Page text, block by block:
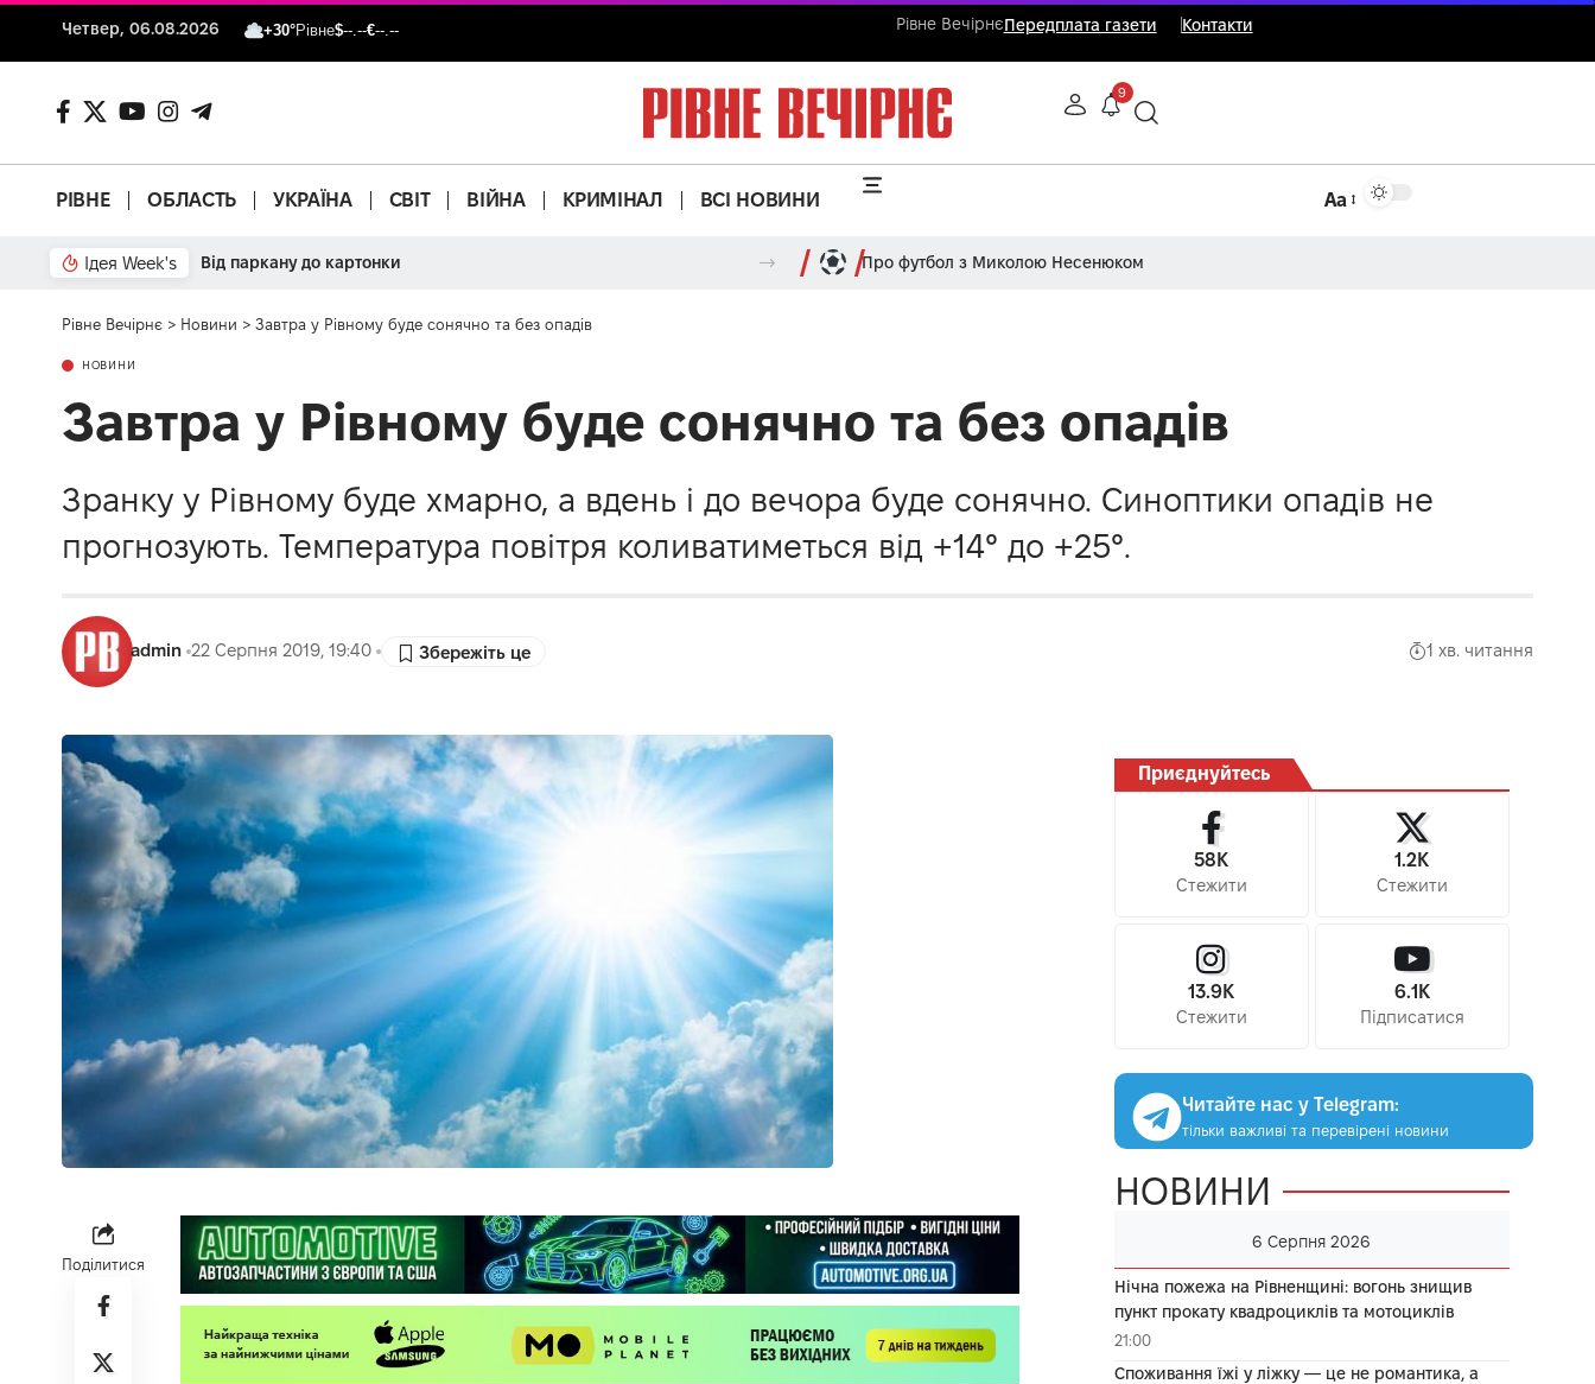
Четвер, 06.08.2026 +30°Рівне$--.--€--.-- Рівне ВечірнєПередплата газети Контакти
9
РІВНЕ ОБЛАСТЬ УКРАЇНА СВІТ ВІЙНА КРИМІНАЛ ВСІ НОВИНИ Аа
Ідея Week's Від паркану до картонки Про футбол з Миколою Несенюком
Рівне Вечірнє > Новини > Завтра у Рівному буде сонячно та без опадів
НОВИНИ
Завтра у Рівному буде сонячно та без опадів
Зранку у Рівному буде хмарно, а вдень і до вечора буде сонячно. Синоптики опадів не
прогнозують. Температура повітря коливатиметься від +14° до +25°.
admin 22 Серпня 2019, 19:40 1 хв. читання
Поділитися
Приєднуйтесь
58K
Стежити
1.2K
Стежити
13.9K
Стежити
6.1K
Підписатися
Читайте нас у Telegram:
тільки важливі та перевірені новини
НОВИНИ
6 Серпня 2026
Нічна пожежа на Рівненщині: вогонь знищив
пункт прокату квадроциклів та мотоциклів
21:00
Споживання їжі у ліжку — це не романтика, а